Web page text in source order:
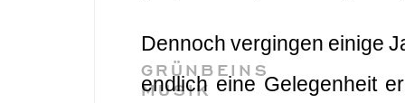
Dennoch vergingen einige
GRÜNBEINS
MUSIK
endlich eine Gelegenheit